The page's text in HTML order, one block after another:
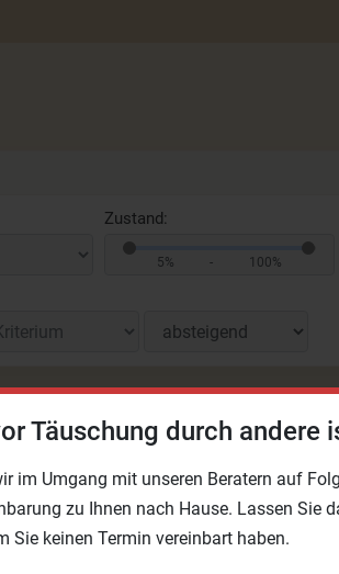
Täuschung durch andere
im Umgang mit unseren Beratern auf
zu Ihnen nach Hause. Lassen Sie
Sie keinen Termin vereinbart haben.
Zustand:
5% - 100%